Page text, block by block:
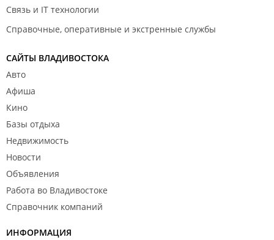
Связь и IT технологии
Справочные, оперативные и экстренные службы
САЙТЫ ВЛАДИВОСТОКА
Авто
Афиша
Кино
Базы отдыха
Недвижимость
Новости
Объявления
Работа во Владивостоке
Справочник компаний
ИНФОРМАЦИЯ